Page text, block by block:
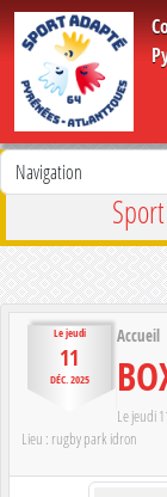
Lejeudi
11
DÉC. 2025
Accueil
Lejeudi
Lieu : rugby park idron
Panneau de gestion des